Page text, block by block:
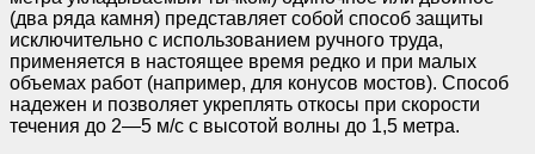
(два ряда камня) представляет собой способ защиты
исключительно с использованием ручного труда,
применяется в настоящее время редко и при малых
объемах работ (например, для конусов мостов). Способ
надежен и позволяет укреплять откосы при скорости
течения до 2—5 м/с с высотой волны до 1,5 метра.